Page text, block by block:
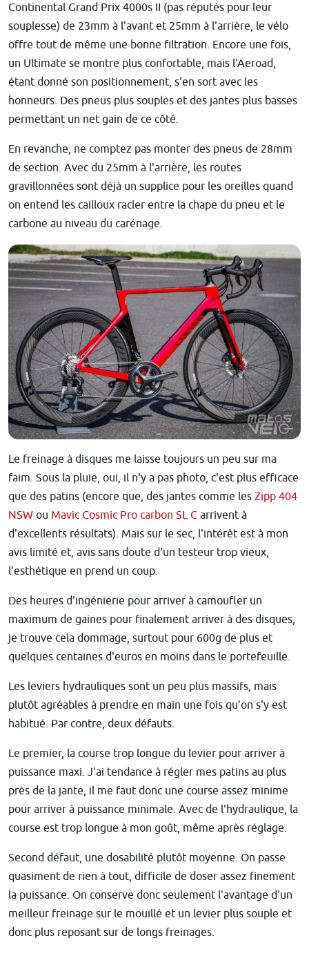
Continental Grand Prix 4000s II (pas réputés pour leur
souplesse) de 23mm à l'avant et 25mm à l'arrière, le vélo
offre tout de même une bonne filtration. Encore une fois,
un Ultimate se montre plus confortable, mais l'Aeroad,
étant donné son positionnement, s'en sort avec les
honneurs. Des pneus plus souples et des jantes plus basses
permettant un net gain de ce côté.
En revanche, ne comptez pas monter des pneus de 28mm
de section. Avec du 25mm à l'arrière, les routes
gravillonnées sont déjà un supplice pour les oreilles quand
on entend les cailloux racler entre la chape du pneu et le
carbone au niveau du carénage.
Le freinage à disques me laisse toujours un peu sur ma
faim. Sous la pluie, oui, il n'y a pas photo, c'est plus efficace
que des patins (encore que, des jantes comme les Zipp 404
NSW ou Mavic Cosmic Pro carbon SL C arrivent à
d'excellents résultats). Mais sur le sec, l'intérêt est à mon
avis limité et, avis sans doute d'un testeur trop vieux,
l'esthétique en prend un coup.
Des heures d'ingénierie pour arriver à camoufler un
maximum de gaines pour finalement arriver à des disques,
je trouve cela dommage, surtout pour 600g de plus et
quelques centaines d'euros en moins dans le portefeuille.
Les leviers hydrauliques sont un peu plus massifs, mais
plutôt agréables à prendre en main une fois qu'on s'y est
habitué. Par contre, deux défauts.
Le premier, la course trop longue du levier pour arriver à
puissance maxi. J'ai tendance à régler mes patins au plus
près de la jante, il me faut donc une course assez minime
pour arriver à puissance minimale. Avec de l'hydraulique, la
course est trop longue à mon goût, même après réglage.
Second défaut, une dosabilité plutôt moyenne. On passe
quasiment de rien à tout, difficile de doser assez finement
la puissance. On conserve donc seulement l'avantage d'un
meilleur freinage sur le mouillé et un levier plus souple et
donc plus reposant sur de longs freinages.